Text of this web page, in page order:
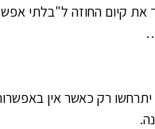
קיום החוזה ל"בלתי
רק כאשר אין